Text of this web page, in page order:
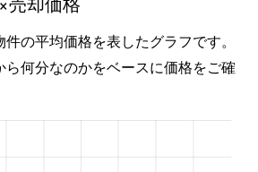
の平均価格を表したグラフです。
何分なのかをベースに価格をご確